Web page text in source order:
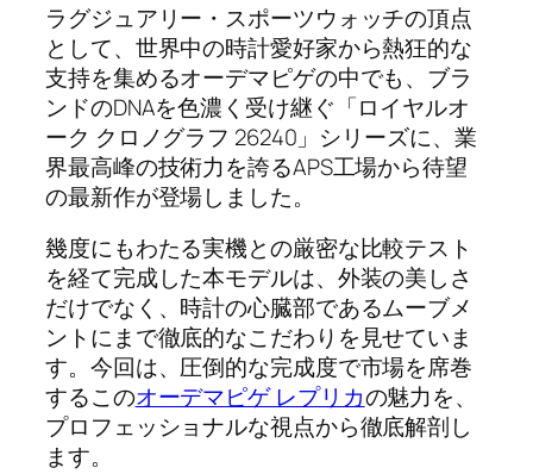
ラグジュアリー・スポーツウォッチの頂点
として、世界中の時計愛好家から熱狂的な
支持を集めるオーデマピゲの中でも、ブラ
ンドのDNAを色濃く受け継ぐ「ロイヤルオ
ーク クロノグラフ 26240」シリーズに、業
界最高峰の技術力を誇るAPS工場から待望
の最新作が登場しました。
幾度にもわたる実機との厳密な比較テスト
を経て完成した本モデルは、外装の美しさ
だけでなく、時計の心臓部であるムーブメ
ントにまで徹底的なこだわりを見せていま
す。今回は、圧倒的な完成度で市場を席巻
するこのオーデマピゲ レプリカの魅力を、
プロフェッショナルな視点から徹底解剖し
ます。